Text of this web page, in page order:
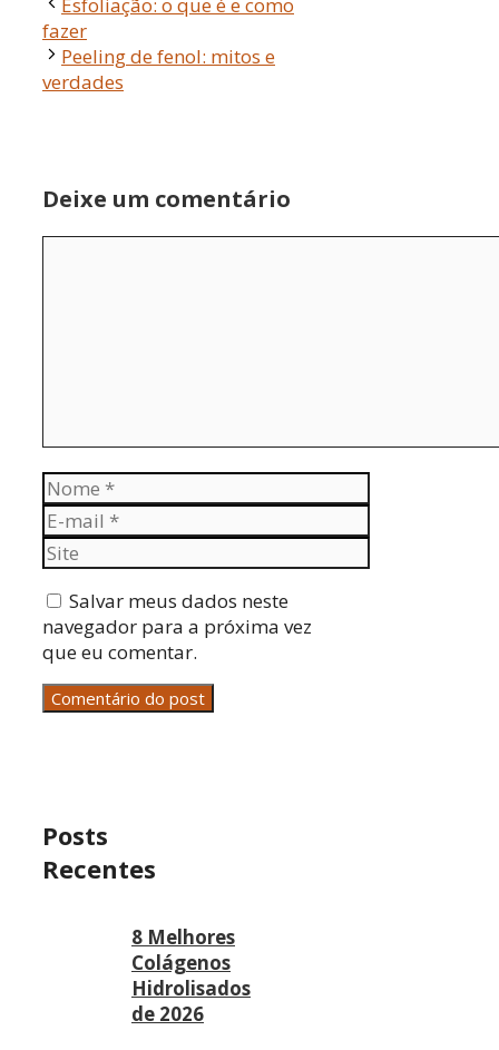
fazer
Peeling de fenol: mitos e
verdades
Deixe um comentário
Nome
E-
mail
Site
Salvar meus dados neste
navegador para a próxima vez
que eu comentar.
Posts
Recentes
8 Melhores
Colágenos
Hidrolisados
de 2026